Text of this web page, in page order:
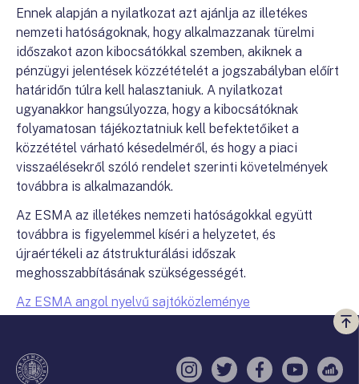
Ennek alapján a nyilatkozat azt ajánlja az illetékes
nemzeti hatóságoknak, hogy alkalmazzanak türelmi
időszakot azon kibocsátókkal szemben, akiknek a
pénzügyi jelentések közzétételét a jogszabályban előírt
határidőn túlra kell halasztaniuk. A nyilatkozat
ugyanakkor hangsúlyozza, hogy a kibocsátóknak
folyamatosan tájékoztatniuk kell befektetőiket a
közzététel várható késedelméről, és hogy a piaci
visszaélésekről szóló rendelet szerinti követelmények
továbbra is alkalmazandók.
Az ESMA az illetékes nemzeti hatóságokkal együtt
továbbra is figyelemmel kíséri a helyzetet, és
újraértékeli az átstrukturálási időszak
meghosszabbításának szükségességét.
Az ESMA angol nyelvű sajtóközleménye
a
Instagram
TwitterFacebook
YouTube